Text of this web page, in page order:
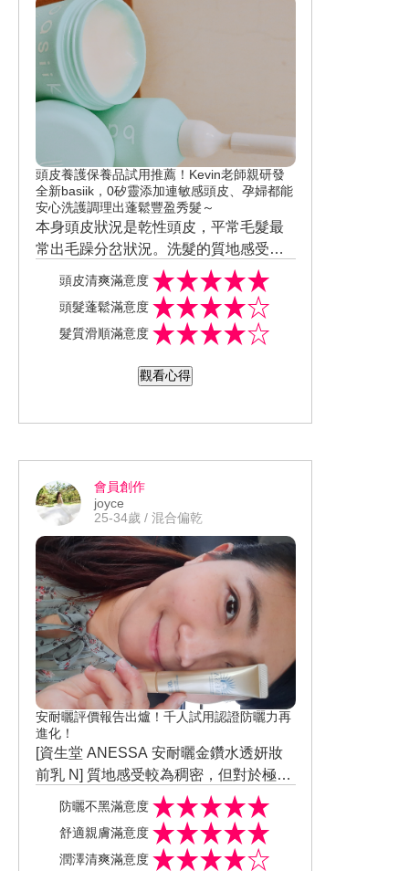
速，癢和泛紅因臉部一直戴口罩，處於
悶熱不透氣的環境，所以效果不明顯。
保濕長效力感受尚可，塗抹後，肌膚表
面的保濕感過中午後就稍嫌不足，用後
膚況確實感到更健康。修護效果感受
佳，持續保養後，膚觸更水嫩細緻、肌
膚有感，但透亮方面可以更加強。整體
使用後會想回購，對保養入門預算不高
的小資上班族非常實用！
頭皮養護保養品試用推薦！Kevin老師親研發
全新basiik，0矽靈添加連敏感頭皮、孕婦都能
安心洗護調理出蓬鬆豐盈秀髮～
本身頭皮狀況是乾性頭皮，平常毛髮最
常出毛躁分岔狀況。洗髮的質地感受清
爽，潤髮的質地感受綿密，對我來說質
地很喜愛。淨化液要輕柔按摩頭皮搓揉
到起泡。像我頭皮乾燥，有時曬過太陽
比較敏感，可將潤髮滲透精華直接塗抹
髮觸感受柔順，對我來說使用後的髮觸
顯。強健髮根效果感受，使用後，防掉
維持每天睡前洗一次頭。整體使用後會
想回購。
頭皮清爽滿意度
頭髮蓬鬆滿意度
髮質滑順滿意度
觀看心得
會員創作
joyce
25-34歲 / 混合偏乾
安耐曬評價報告出爐！千人試用認證防曬力再
進化！
[資生堂 ANESSA 安耐曬金鑽水透妍妝
前乳 N] 質地感受較為稠密，但對於極度
乾燥肌膚仍屬好推勻，軟管包裝方便直
接擠出，不需先搖勻。抹開後的觸感不
黏膩，肌膚可感受到水潤保濕。全臉頸
部皆可塗抹，順便利用機會將手掌心緊
防曬不黑滿意度
舒適親膚滿意度
潤澤清爽滿意度